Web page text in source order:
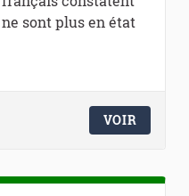
sont plus en état
VOIR